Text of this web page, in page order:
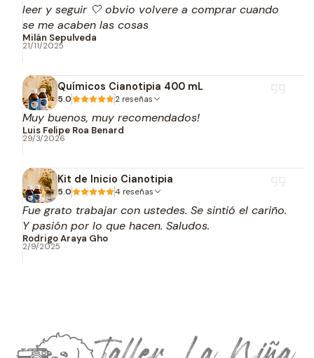
leer y seguir 🤍 obvio volvere a comprar cuando
se me acaben las cosas
Milán Sepulveda
21/11/2025
Químicos Cianotipia 400 mL
5.0 2 reseñas
Muy buenos, muy recomendados!
Luis Felipe Roa Benard
29/3/2026
Kit de Inicio Cianotipia
5.0 4 reseñas
Fue grato trabajar con ustedes. Se sintió el cariño.
Y pasión por lo que hacen. Saludos.
Rodrigo Araya Gho
2/9/2025